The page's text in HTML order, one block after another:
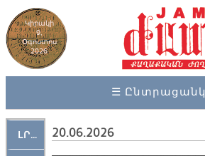
Կիրակի
9,
Օգոստոս
2026
☰ Ընտրացանկ
ԼՐԱՀՈՍ 20.06.2026